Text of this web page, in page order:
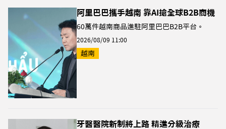
阿里巴巴攜手越南 靠AI搶全球B2B商機
60萬件越南商品進駐阿里巴巴B2B平台。
2026/08/09 11:00
越南
牙醫醫院新制將上路 精進分級治療